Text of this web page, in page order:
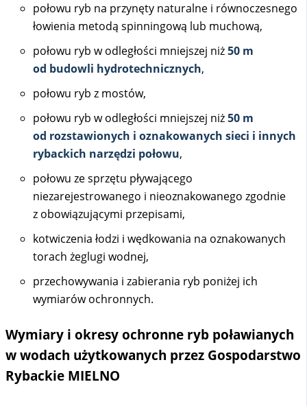
połowu ryb na przynęty naturalne i równoczesnego
łowienia metodą spinningową lub muchową,
połowu ryb w odległości mniejszej niż50 m
od budowli hydrotechnicznych,
połowu ryb z mostów,
połowu ryb w odległości mniejszej niż50 m
od rozstawionych i oznakowanych sieci i innych
rybackich narzędzi połowu,
połowu ze sprzętu pływającego
niezarejestrowanego i nieoznakowanego zgodnie
z obowiązującymi przepisami,
kotwiczenia łodzi i wędkowania na oznakowanych
torach żeglugi wodnej,
przechowywania i zabierania ryb poniżej ich
wymiarów ochronnych.
Wymiary i okresy ochronne ryb poławianych
w wodach użytkowanych przez Gospodarstwo
Rybackie MIELNO